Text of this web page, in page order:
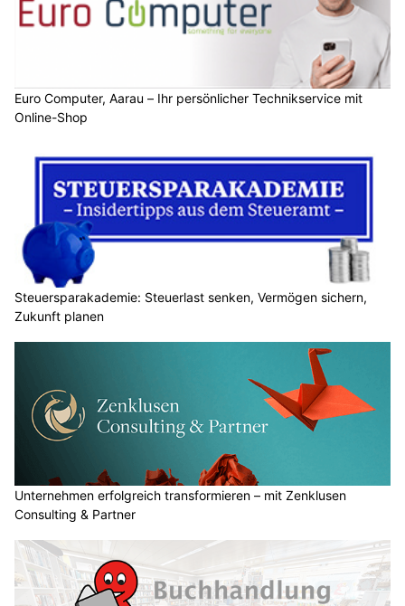
Euro Computer, Aarau – Ihr persönlicher Technikservice mit
Online-Shop
Steuersparakademie: Steuerlast senken, Vermögen sichern,
Zukunft planen
Unternehmen erfolgreich transformieren – mit Zenklusen
Consulting & Partner